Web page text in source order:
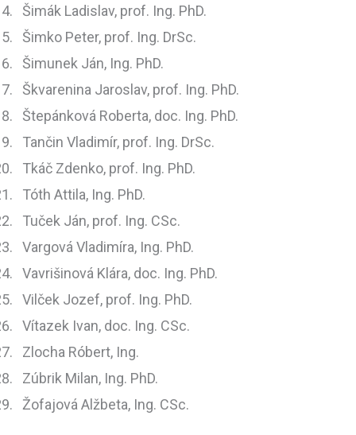
Šimák Ladislav, prof. Ing. PhD.
Šimko Peter, prof. Ing. DrSc.
Šimunek Ján, Ing. PhD.
Škvarenina Jaroslav, prof. Ing. PhD.
Štepánková Roberta, doc. Ing. PhD.
Tančin Vladimír, prof. Ing. DrSc.
Tkáč Zdenko, prof. Ing. PhD.
Tóth Attila, Ing. PhD.
Tuček Ján, prof. Ing. CSc.
Vargová Vladimíra, Ing. PhD.
Vavrišinová Klára, doc. Ing. PhD.
Vilček Jozef, prof. Ing. PhD.
Vítazek Ivan, doc. Ing. CSc.
Zlocha Róbert, Ing.
Zúbrik Milan, Ing. PhD.
Žofajová Alžbeta, Ing. CSc.